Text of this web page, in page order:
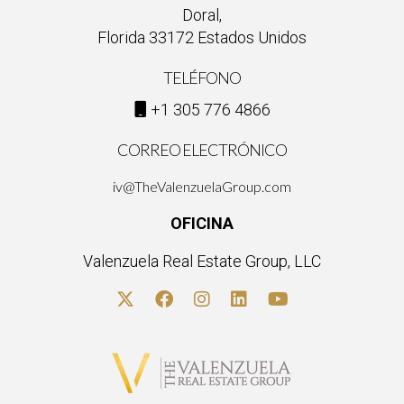
Doral,
Florida 33172 Estados Unidos
TELÉFONO
+1 305 776 4866
CORREO ELECTRÓNICO
iv@TheValenzuelaGroup.com
OFICINA
Valenzuela Real Estate Group, LLC